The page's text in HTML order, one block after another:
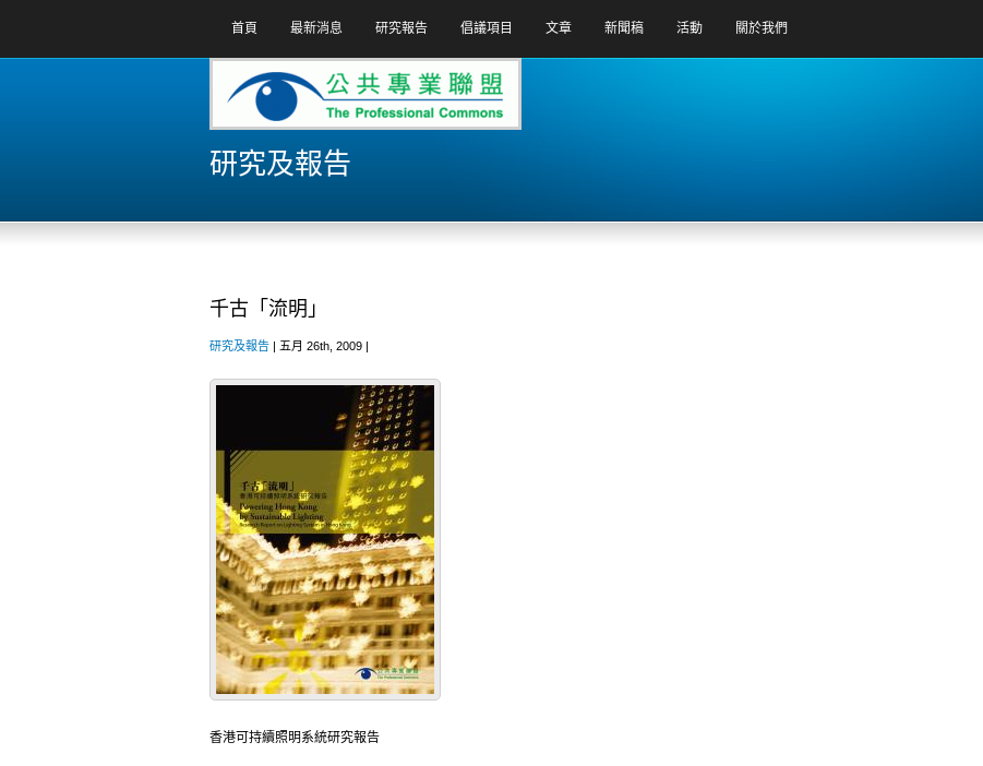
首頁 最新消息 研究報告 倡議項目 文章 新聞稿 活動 關於我們
研究及報告
千古「流明」
研究及報告 | 五月 26th, 2009 |
香港可持續照明系統研究報告